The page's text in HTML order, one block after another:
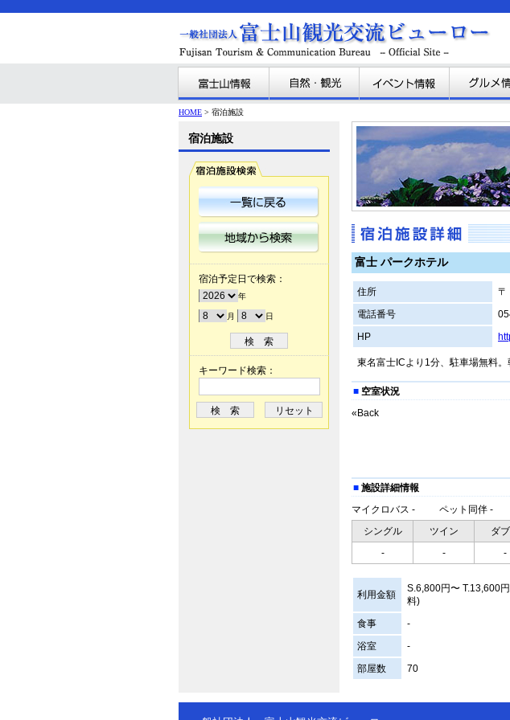
HOME > 宿泊施設
宿泊施設
宿泊予定日で検索：
年
月 日
キーワード検索：
富士 パークホテル
住所
〒
電話番号
HP
東名富士ICより1分、駐車場無料
■ 空室状況
«Back
■ 施設詳細情報
マイクロバス - ペット同伴 -
シングル
ツイン ダ
-
- -
利用金額
S.6,800円〜 T.13,600
料)
食事 -
浴室
-
部屋数
70